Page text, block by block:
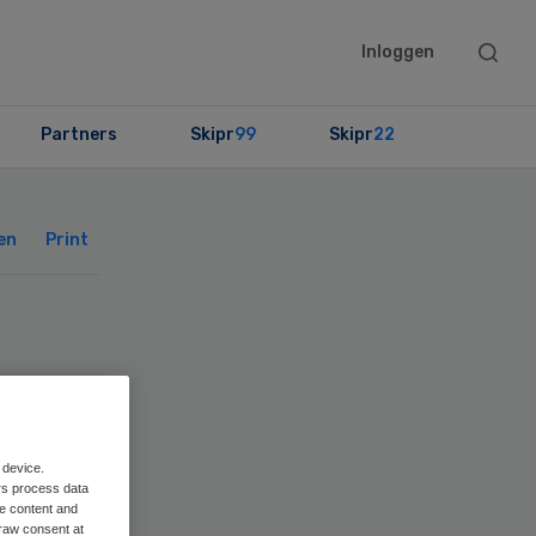
Inloggen
Search
Partners Skipr99 Skipr22
Print
process data
content and
consent at